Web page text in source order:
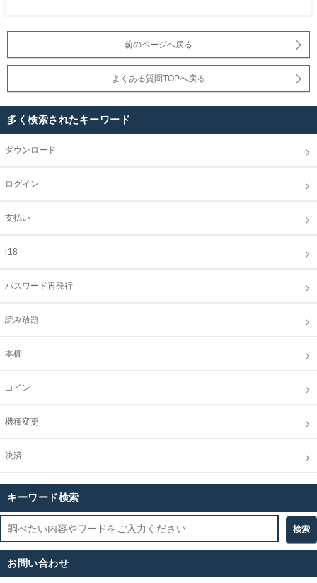
前のページへ戻る
よくある質問TOPへ戻る
多く検索されたキーワード
ダウンロード
ログイン
支払い
r18
パスワード再発行
読み放題
本棚
コイン
機種変更
決済
キーワード検索
お問い合わせ